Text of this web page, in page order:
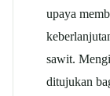
upaya
sawit.
ditujukan